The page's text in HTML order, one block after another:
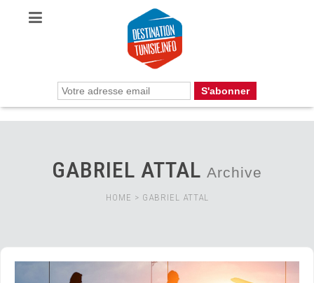
GABRIEL ATTAL Archive
HOME > GABRIEL ATTAL